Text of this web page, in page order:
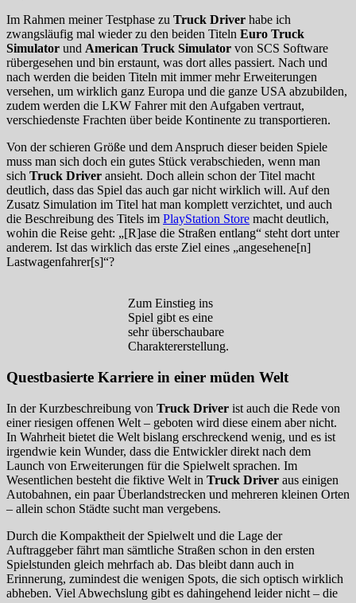
Im Rahmen meiner Testphase zu Truck Driver habe ich
zwangsläufig mal wieder zu den beiden Titeln Euro Truck
Simulator und American Truck Simulator von SCS Software
rübergesehen und bin erstaunt, was dort alles passiert. Nach und
nach werden die beiden Titeln mit immer mehr Erweiterungen
versehen, um wirklich ganz Europa und die ganze USA abzubilden,
zudem werden die LKW Fahrer mit den Aufgaben vertraut,
verschiedenste Frachten über beide Kontinente zu transportieren.
Von der schieren Größe und dem Anspruch dieser beiden Spiele
muss man sich doch ein gutes Stück verabschieden, wenn man
sich Truck Driver ansieht. Doch allein schon der Titel macht
deutlich, dass das Spiel das auch gar nicht wirklich will. Auf den
Zusatz Simulation im Titel hat man komplett verzichtet, und auch
die Beschreibung des Titels im PlayStation Store macht deutlich,
wohin die Reise geht: „[R]ase die Straßen entlang“ steht dort unter
anderem. Ist das wirklich das erste Ziel eines „angesehene[n]
Lastwagenfahrer[s]“?
Zum Einstieg ins
Spiel gibt es eine
sehr überschaubare
Charaktererstellung.
Questbasierte Karriere in einer müden Welt
In der Kurzbeschreibung von Truck Driver ist auch die Rede von
einer riesigen offenen Welt – geboten wird diese einem aber nicht.
In Wahrheit bietet die Welt bislang erschreckend wenig, und es ist
irgendwie kein Wunder, dass die Entwickler direkt nach dem
Launch von Erweiterungen für die Spielwelt sprachen. Im
Wesentlichen besteht die fiktive Welt in Truck Driver aus einigen
Autobahnen, ein paar Überlandstrecken und mehreren kleinen Orten
– allein schon Städte sucht man vergebens.
Durch die Kompaktheit der Spielwelt und die Lage der
Auftraggeber fährt man sämtliche Straßen schon in den ersten
Spielstunden gleich mehrfach ab. Das bleibt dann auch in
Erinnerung, zumindest die wenigen Spots, die sich optisch wirklich
abheben. Viel Abwechslung gibt es dahingehend leider nicht – die